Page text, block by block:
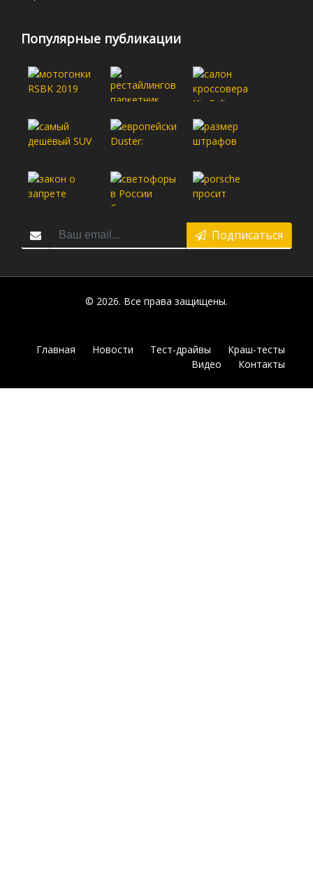
Популярные публикации
Подписаться
© 2026. Все права защищены.
Главная Новости Тест-драйвы
Краш-тесты
Видео
Контакты